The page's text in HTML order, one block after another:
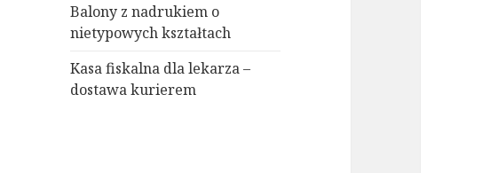
Balony z nadrukiem o
nietypowych kształtach
Kasa fiskalna dla lekarza –
dostawa kurierem